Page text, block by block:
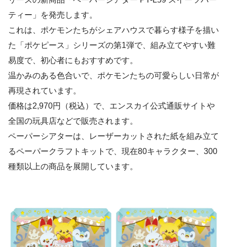
ティー」を発売します。
これは、ポケモンたちがシェアハウスで暮らす様子を描い
た「ポケピース」シリーズの第1弾で、組み立てやすい難
易度で、初心者にもおすすめです。
温かみのある色合いで、ポケモンたちの可愛らしい日常が
再現されています。
価格は2,970円（税込）で、エンスカイ公式通販サイトや
全国の玩具店などで販売されます。
ペーパーシアターは、レーザーカットされた紙を組み立て
るペーパークラフトキットで、現在80キャラクター、300
種類以上の商品を展開しています。